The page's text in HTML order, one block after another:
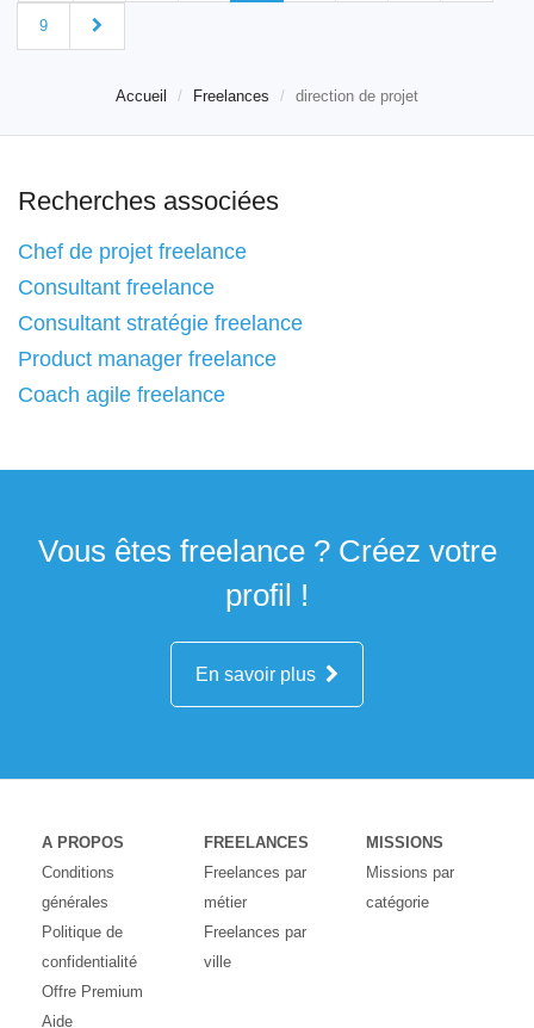
9
Accueil Freelances direction de projet
Recherches associées
Chef de projet freelance
Consultant freelance
Consultant stratégie freelance
Product manager freelance
Coach agile freelance
Vous êtes freelance ? Créez votre
profil !
En savoir plus
A PROPOS
Conditions
générales
Politique de
confidentialité
Offre Premium
Aide
FREELANCES
Freelances par
métier
Freelances par
ville
MISSIONS
Missions par
catégorie